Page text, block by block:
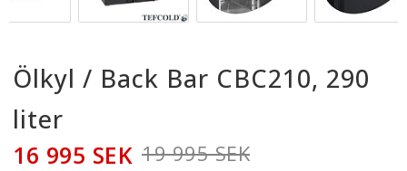
Ölkyl / Back Bar CBC210, 290
liter
19 995 SEK
16 995 SEK